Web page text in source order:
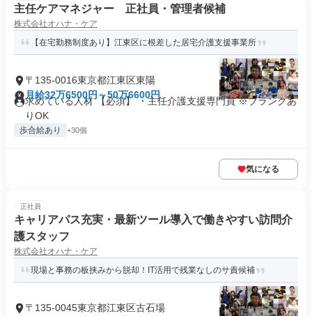
主任ケアマネジャー 正社員・管理者候補
株式会社オハナ・ケア
【在宅勤務制度あり】江東区に根差した居宅介護支援事業所
〒135-0016東京都江東区東陽
月給32万6500円～50万6600円
求めている人材 【必須】 ・主任介護支援専門員 ※ブランクあ
りOK
歩合給あり +30個
気になる
正社員
キャリアパス充実・最新ツール導入で働きやすい訪問介
護スタッフ
株式会社オハナ・ケア
現場と事務の板挟みから脱却！IT活用で残業なしのサ責候補
〒135-0045東京都江東区古石場